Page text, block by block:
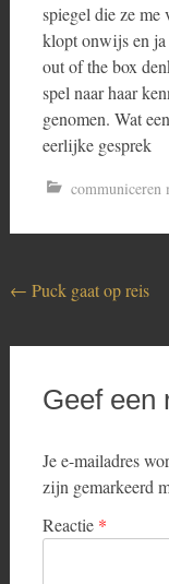
spiegel die ze me
klopt onwijs en ja
out of the box
spel naar haar
genomen. Wat
eerlijke gesprek
communiceren
Bericht
← Puck gaat op reis
Geef een
Je e-mailadres
zijn gemarkeerd
Reactie *